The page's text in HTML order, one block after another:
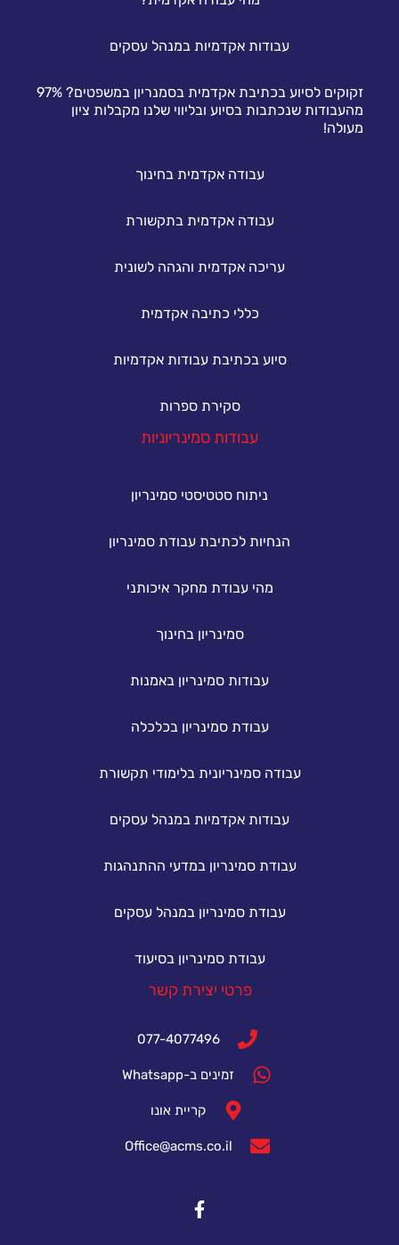
עבודות אקדמיות במנהל עסקים
זקוקים לסיוע בכתיבת אקדמית בסמנריון במשפטים? 97%
מהעבודות שנכתבות בסיוע ובליווי שלנו מקבלות ציון
מעולה!
עבודה אקדמית בחינוך
עבודה אקדמית בתקשורת
עריכה אקדמית והגהה לשונית
כללי כתיבה אקדמית
סיוע בכתיבת עבודות אקדמיות
סקירת ספרות
עבודות סמינריוניות
ניתוח סטטיסטי סמינריון
הנחיות לכתיבת עבודת סמינריון
מהי עבודת מחקר איכותני
סמינריון בחינוך
עבודות סמינריון באמנות
עבודת סמינריון בכלכלה
עבודה סמינריונית בלימודי תקשורת
עבודות אקדמיות במנהל עסקים
עבודת סמינריון במדעי ההתנהגות
עבודת סמינריון במנהל עסקים
עבודת סמינריון בסיעוד
פרטי יצירת קשר
077-4077496
זמינים ב-Whatsapp
קריית אונו
Office@acms.co.il